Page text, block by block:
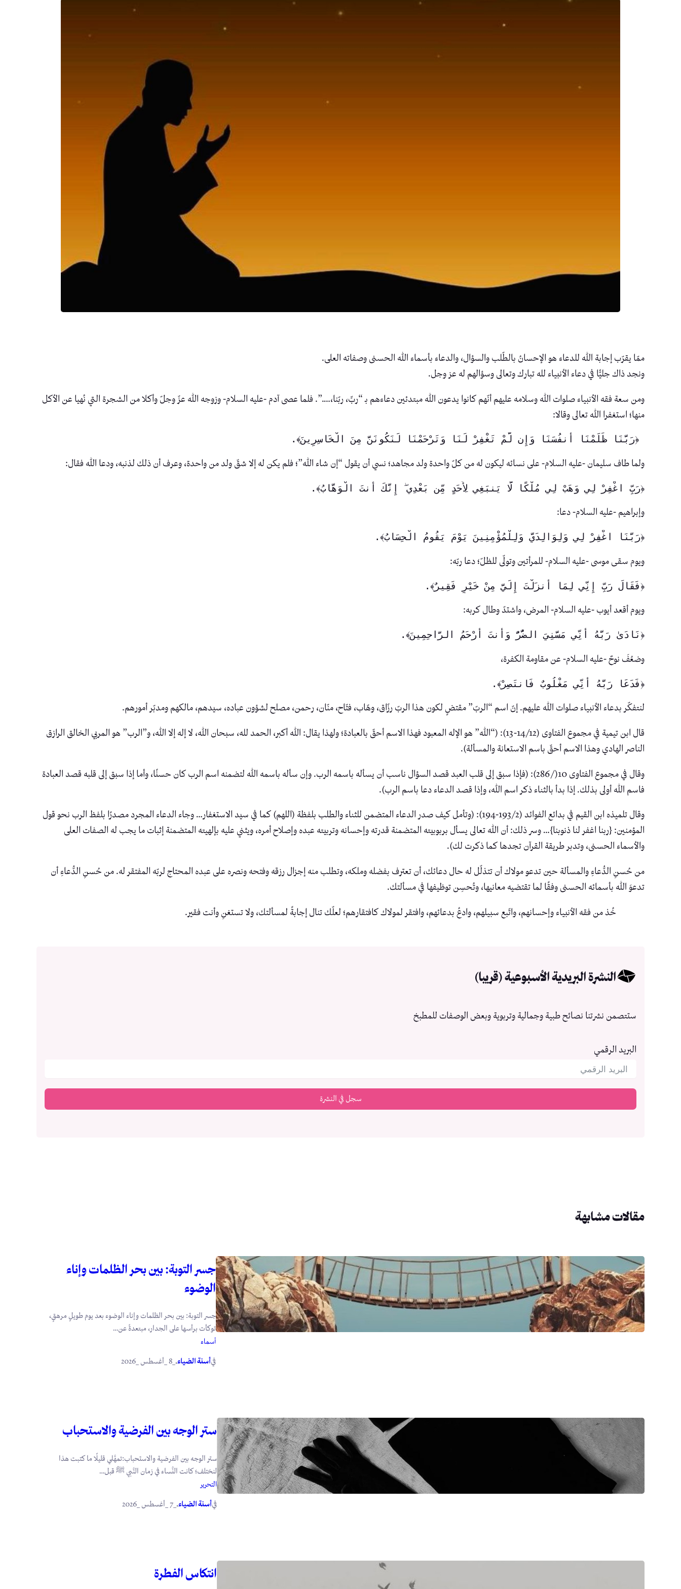
ممّا يقرّب إجابة الله للدعاء هو الإحسانُ بالطّلب والسؤال، والدعاء بأسماء الله الحسنى وصفاته العلى.
ونجد ذاك جليًّا في دعاء الأنبياء لله تبارك وتعالى وسؤالهم له عز وجل.
ومن سعة فقه الأنبياء صلوات الله وسلامه عليهم أنّهم كانوا يدعون الله مبتدئين دعاءهم بـ “ربِّ، ربّنا،….”. فلما عصى آدم -عليه السلام- وزوجه الله عزّ وجلّ وأكلا من الشجرة التي نُهيا عن الأكل
منها؛ استغفرا الله تعالى وقالا:
ولما طاف سليمان -عليه السلام- على نسائه ليكون له من كلّ واحدة ولد مجاهد؛ نسي أن يقول “إن شاء الله”؛ فلم يكن له إلا شقّ ولد من واحدة، وعرف أن ذلك لذنبه، ودعا الله فقال:
﴿رَبِّ اغْفِرْ لِي وَهَبْ لِي مُلْكًا لَّا يَنبَغِي لِأَحَدٍ مِّن بَعْدِي ۖ إِنَّكَ أَنتَ الْوَهَّابُ﴾.
وإبراهيم -عليه السلام- دعا:
﴿رَبَّنَا اغْفِرْ لِي وَلِوَالِدَيَّ وَلِلْمُؤْمِنِينَ يَوْمَ يَقُومُ الْحِسَابُ﴾.
ويوم سقى موسى -عليه السلام- للمرأتين وتولّى للظلّ؛ دعا ربّه:
﴿فَقَالَ رَبِّ إِنِّي لِمَا أَنزَلْتَ إِلَيَّ مِنْ خَيْرٍ فَقِيرٌ﴾.
ويوم أقعد أيوب -عليه السلام- المرض، واشتدّ وطال كربه:
﴿نَادَىٰ رَبَّهُ أَنِّي مَسَّنِيَ الضُّرُّ وَأَنتَ أَرْحَمُ الرَّاحِمِينَ﴾.
وضعُفَ نوحٌ -عليه السلام- عن مقاومة الكفرة،
﴿فَدَعَا رَبَّهُ أَنِّي مَغْلُوبٌ فَانتَصِرْ﴾.
لنتفكّر بدعاء الأنبياء صلوات الله عليهم. إنّ اسم “الربّ” مقتضٍ لكون هذا الربّ رزّاق، وهّاب، فتّاح، منّان، رحمن، مصلح لشؤون عباده، سيدهم، مالكهم ومدبّر أمورهم.
قال ابن تيمية في مجموع الفتاوى (14/12-13): (“الله” هو الإله المعبود فهذا الاسم أحقّ بالعبادة؛ ولهذا يقال: الله أكبر، الحمد لله، سبحان الله، لا إله إلا الله، و”الرب” هو المربي الخالق الرازق
الناصر الهادي وهذا الاسم أحقّ باسم الاستعانة والمسألة).
وقال في مجموع الفتاوى 10(/286): (فإذا سبق إلى قلب العبد قصد السؤال ناسب أن يسأله باسمه الرب. وإن سأله باسمه الله لتضمنه اسم الرب كان حسنًا، وأما إذا سبق إلى قلبه قصد العبادة
فاسم الله أولى بذلك. إذا بدأ بالثناء ذكر اسم الله، وإذا قصد الدعاء دعا باسم الرب).
وقال تلميذه ابن القيم في بدائع الفوائد (193/2-194): (وتأمل كيف صدر الدعاء المتضمن للثناء والطلب بلفظة (اللهم) كما في سيد الاستغفار… وجاء الدعاء المجرد مصدرًا بلفظ الرب نحو قول
المؤمنين: {ربنا اغفر لنا ذنوبنا}… وسر ذلك: أن الله تعالى يسأل بربوبيته المتضمنة قدرته وإحسانه وتربيته عبده وإصلاح أمره، ويثني عليه بإلهيته المتضمنة إثبات ما يجب له الصفات العلى
والأسماء الحسنى، وتدبر طريقة القرآن تجدها كما ذكرت لك).
من حُسنِ الدُّعاءِ والمسألة حين تدعو مولاك أن تتذلّل له حال دعائك، أن تعترف بفضله وملكه، وتطلب منه إجزال رزقه وفتحه ونصره على عبده المحتاج لربّه المفتقر له. من حُسنِ الدُّعاءِ أن
تدعوَ الله بأسمائه الحسنى وفقًا لما تقتضيه معانيها، وتُحسِن توظيفها في مسألتك.
خُذ من فقه الأنبياء وإحسانهم، واتّبع سبيلهم، وادعُ بدعائهم، وافتقر لمولاك كافتقارهم؛ لعلّك تنال إجابةً لمسألتك، ولا تستغنِ وأنت فقير.
النشرة البريدية الأسبوعية (قريبا)
ستتصمن نشرتنا نصائح طبية وجمالية وتربوية وبعض الوصفات للمطبخ
البريد الرقمي
سجل في النشرة
مقالات مشابهة
جسر التوبة: بين بحر الظلمات وإناء
الوضوء
جسر التوبة: بين بحر الظلمات وإناء الوضوء بعد يوم طويلٍ مرهقٍ،
توكأت برأسها على الجدار، مبتعدةً عن…
أسماء
فيأسنة الضياء. _8 _أغسطس _2026
ستر الوجه بين الفرضية والاستحباب
ستر الوجه بين الفرضية والاستحباب:تمهَّلي قليلًا ما كتبت هذا
لنختلف؛ كانت النَّساء في زمان النَّبي ﷺ قبل…
التحرير
فيأسنة الضياء.
انتكاس الفطرة